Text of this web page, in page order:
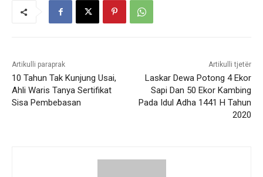
Artikulli paraprak
10 Tahun Tak Kunjung Usai,
Ahli Waris Tanya Sertifikat
Sisa Pembebasan
Artikulli tjetër
Laskar Dewa Potong 4 Ekor
Sapi Dan 50 Ekor Kambing
Pada Idul Adha 1441 H Tahun
2020